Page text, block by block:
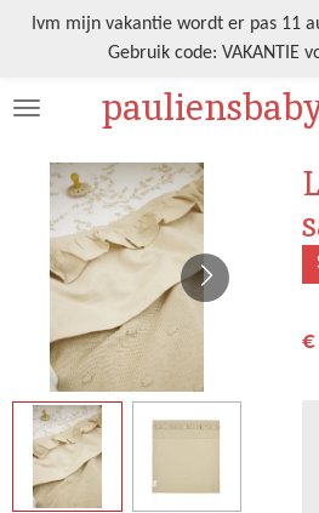
Ga
de
Ivm mijn vakantie wordt er pas 11
Gebruik code: VAKANTIE